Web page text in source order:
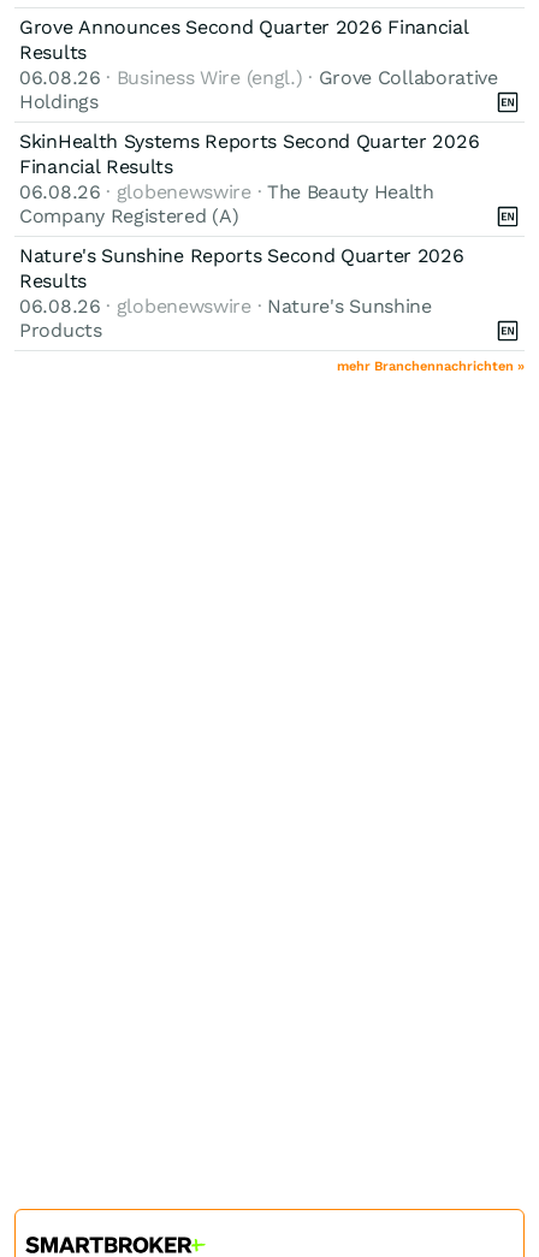
Grove Announces Second Quarter 2026 Financial
Results
06.08.26 · Business Wire (engl.) · Grove Collaborative
Holdings
SkinHealth Systems Reports Second Quarter 2026
Financial Results
06.08.26 · globenewswire · The Beauty Health
Company Registered (A)
Nature's Sunshine Reports Second Quarter 2026
Results
06.08.26 · globenewswire · Nature's Sunshine
Products
mehr Branchennachrichten »